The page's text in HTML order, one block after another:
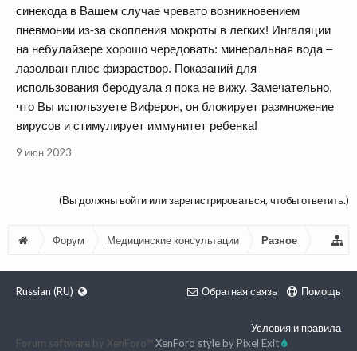
синекода в Вашем случае чревато возникновением
пневмонии из-за скопления мокроты в легких! Ингаляции
на небулайзере хорошо чередовать: минеральная вода –
лазолван плюс физраствор. Показаний для
использования беродуала я пока не вижу. Замечательно,
что Вы используете Виферон, он блокирует размножение
вирусов и стимулирует иммунитет ребенка!
9 июн 2023
(Вы должны войти или зарегистрироваться, чтобы ответить.)
Форум Медицинские консультации Разное
Russian (RU) Обратная связь Помощь
Условия и правила
Forum software by XenForo™XenForo style by Pixel Exit